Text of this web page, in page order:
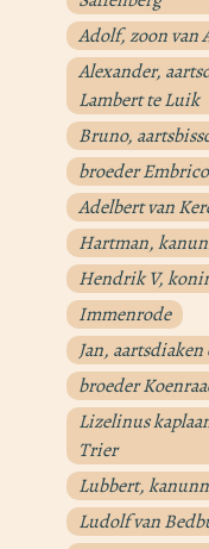
Adolf, zoon van
Alexander,
Lambert te Luik
Bruno,
broeder Embrico
Adelbert van
Hartman,
Hendrik V,
Immenrode
Jan,
broeder
Lizelinus
Trier
Lubbert,
Ludolf van